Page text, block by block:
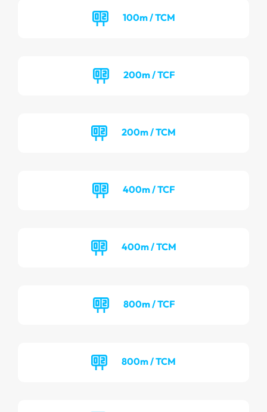
100m / TCM
200m / TCF
200m / TCM
400m / TCF
400m / TCM
800m / TCF
800m / TCM